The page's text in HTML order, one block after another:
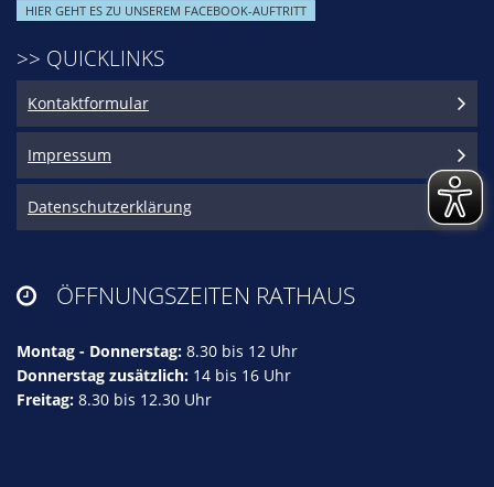
HIER GEHT ES ZU UNSEREM FACEBOOK-AUFTRITT
>> QUICKLINKS
Kontaktformular
Impressum
Datenschutzerklärung
 ÖFFNUNGSZEITEN RATHAUS
Montag - Donnerstag: 8.30 bis 12 Uhr
Donnerstag zusätzlich: 14 bis 16 Uhr
Freitag: 8.30 bis 12.30 Uhr